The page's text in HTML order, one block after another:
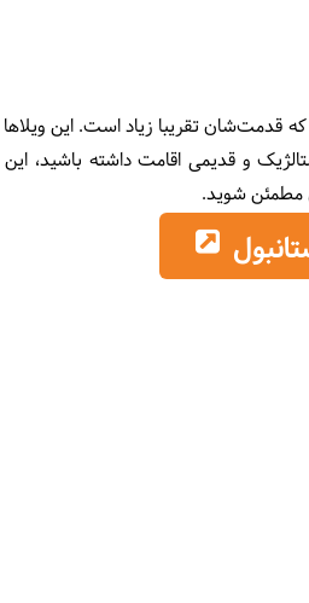
قدمت‌شان تقریبا زیاد است. این
و قدیمی اقامت داشته باشید، این
مطمئن شوید.